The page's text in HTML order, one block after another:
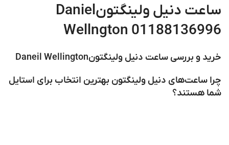
ساعت دنیل ولینگتونDaniel
Wellngton 01188136996
خرید و بررسی ساعت دنیل ولینگتونDaneil Wellington
چرا ساعت‌های دنیل ولینگتون بهترین انتخاب برای استایل
شما هستند؟